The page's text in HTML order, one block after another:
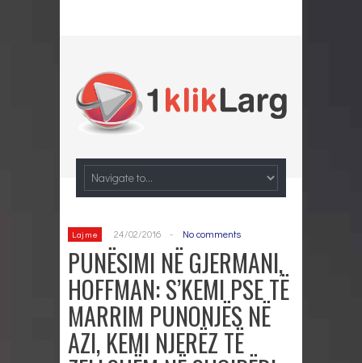
Lajme 24/02/2016 - No comments
PUNËSIMI NË GJERMANI,
HOFFMAN: S’KEMI PSE TË
MARRIM PUNONJËS NË
AZI, KEMI NJERËZ TË